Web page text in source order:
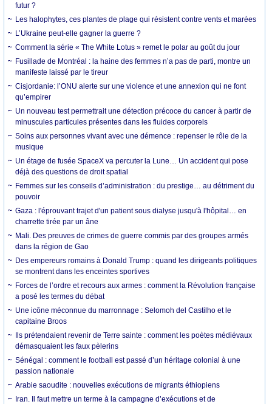
futur ?
Les halophytes, ces plantes de plage qui résistent contre vents et marées
L’Ukraine peut-elle gagner la guerre ?
Comment la série « The White Lotus » remet le polar au goût du jour
Fusillade de Montréal : la haine des femmes n’a pas de parti, montre un
manifeste laissé par le tireur
Cisjordanie: l’ONU alerte sur une violence et une annexion qui ne font
qu’empirer
Un nouveau test permettrait une détection précoce du cancer à partir de
minuscules particules présentes dans les fluides corporels
Soins aux personnes vivant avec une démence : repenser le rôle de la
musique
Un étage de fusée SpaceX va percuter la Lune… Un accident qui pose
déjà des questions de droit spatial
Femmes sur les conseils d’administration : du prestige… au détriment du
pouvoir
Gaza : l'éprouvant trajet d'un patient sous dialyse jusqu'à l'hôpital… en
charrette tirée par un âne
Mali. Des preuves de crimes de guerre commis par des groupes armés
dans la région de Gao
Des empereurs romains à Donald Trump : quand les dirigeants politiques
se montrent dans les enceintes sportives
Forces de l’ordre et recours aux armes : comment la Révolution française
a posé les termes du débat
Une icône méconnue du marronnage : Selomoh del Castilho et le
capitaine Broos
Ils prétendaient revenir de Terre sainte : comment les poètes médiévaux
démasquaient les faux pèlerins
Sénégal : comment le football est passé d’un héritage colonial à une
passion nationale
Arabie saoudite : nouvelles exécutions de migrants éthiopiens
Iran. Il faut mettre un terme à la campagne d’exécutions et de